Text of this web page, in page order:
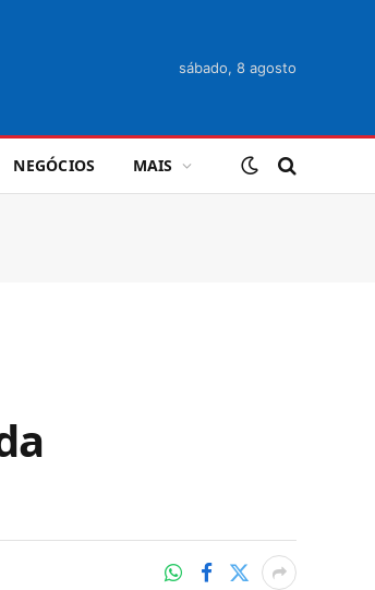
sábado, 8 agosto
NEGÓCIOS MAIS